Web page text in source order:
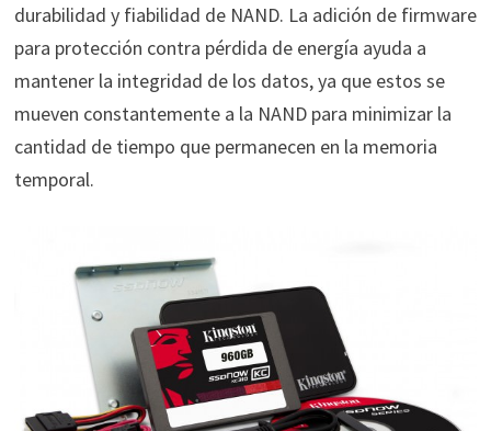
durabilidad y fiabilidad de NAND. La adición de firmware
para protección contra pérdida de energía ayuda a
mantener la integridad de los datos, ya que estos se
mueven constantemente a la NAND para minimizar la
cantidad de tiempo que permanecen en la memoria
temporal.